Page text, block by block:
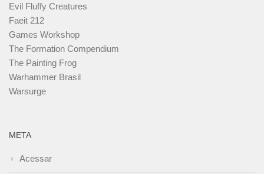
Evil Fluffy Creatures
Faeit 212
Games Workshop
The Formation Compendium
The Painting Frog
Warhammer Brasil
Warsurge
META
Acessar